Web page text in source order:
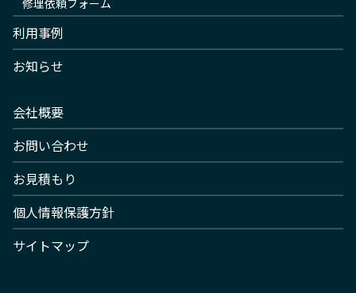
修理依頼フォーム
利用事例
お知らせ
会社概要
お問い合わせ
お見積もり
個人情報保護方針
サイトマップ